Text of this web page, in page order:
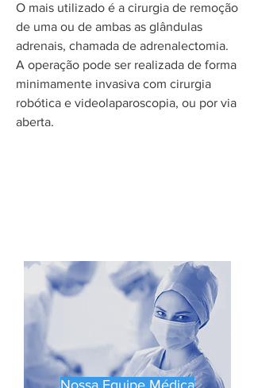
O mais utilizado é a cirurgia de remoção
de uma ou de ambas as glândulas
adrenais, chamada de adrenalectomia.
A operação pode ser realizada de forma
minimamente invasiva com cirurgia
robótica e videolaparoscopia, ou por via
aberta.
Nossa Equipe Médica